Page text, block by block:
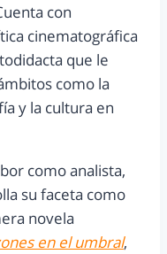
con
cinematográfica
que le
como la
y la cultura en
como analista,
su faceta como
novela
en el umbral,